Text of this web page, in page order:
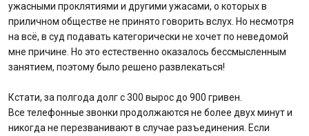
ужасными проклятиями и другими ужасами, о которых в
приличном обществе не принято говорить вслух. Но несмотря
на всё, в суд подавать категорически не хочет по неведомой
мне причине. Но это естественно оказалось бессмысленным
занятием, поэтому было решено развлекаться!
Кстати, за полгода долг с 300 вырос до 900 гривен.
Все телефонные звонки продолжаются не более двух минут и
никогда не перезванивают в случае разъединения. Если